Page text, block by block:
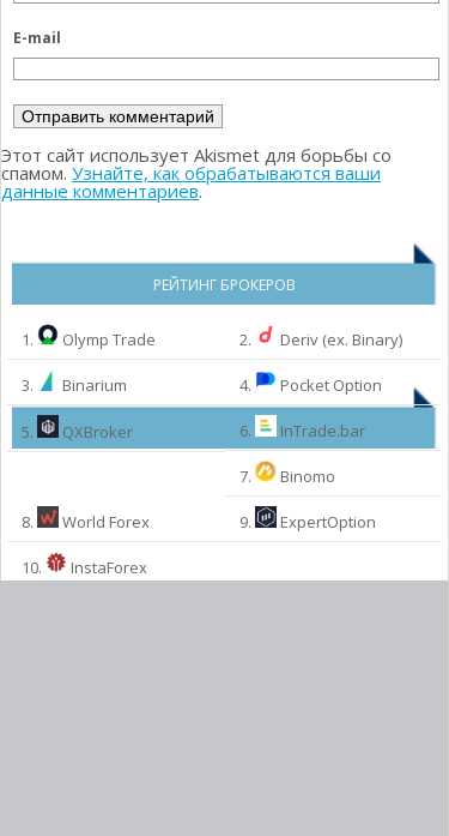
E-mail
Этот сайт использует Akismet для борьбы со
спамом. Узнайте, как обрабатываются ваши
данные комментариев.
РЕЙТИНГ БРОКЕРОВ
1. Olymp Trade 2. Deriv (ex. Binary)
3. Binarium 4. Pocket Option
5. QXBroker 6. InTrade.bar
7. Binomo
8. World Forex 9. ExpertOption
10. InstaForex